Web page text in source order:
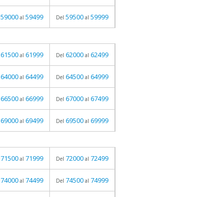
59000 al 59499 Del 59500 al 59999
61500 al 61999 Del 62000 al 62499
64000 al 64499 Del 64500 al 64999
66500 al 66999 Del 67000 al 67499
69000 al 69499 Del 69500 al 69999
71500 al 71999 Del 72000 al 72499
74000 al 74499 Del 74500 al 74999